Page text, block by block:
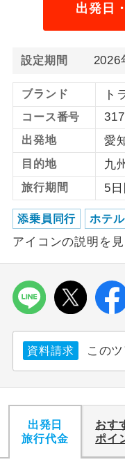
出発日
設定期間 2026
ブランド ト
コース番号
出発地 愛
目的地 九
旅行期間 5日
添乗員同行 ホテ
アイコンの説明を見
資料請求 この
出発日
旅行代金
おす
ポイ
金
ご夫婦限定
女性限定
年齢制限あり
ホテル指定
おひとり様バ
ス2席利用